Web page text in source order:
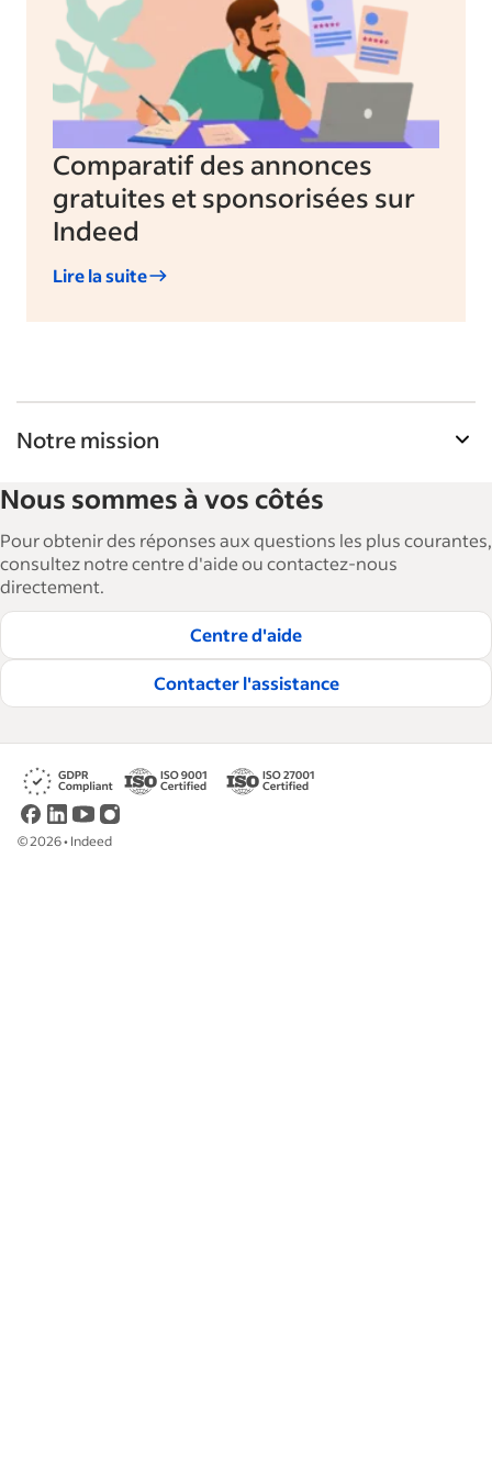
Comparatif des annonces
gratuites et sponsorisées sur
Indeed
Lire la suite
Notre mission
employeurs d'Indeed aide les entreprises à
agrandir et à gérer leurs effectifs. Avec plus de 15
000 articles en 6 langues, nous proposons des
conseils, des guides détaillés et des bonnes
pratiques visant à aider les entreprises à
embaucher et à fidéliser les talents.
Lire nos règles éditoriales
Nous sommes à vos côtés
Pour obtenir des réponses aux questions les plus courantes,
consultez notre centre d'aide ou contactez-nous
directement.
Centre d'aide
Contacter l'assistance
©2026• Indeed